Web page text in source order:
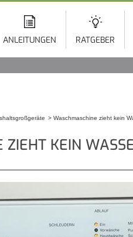
ANLEITUNGEN RATGEBER
Waschmaschine zieht kein
ZIEHT KEIN